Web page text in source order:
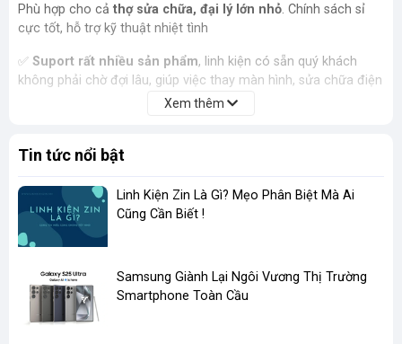
Phù hợp cho cả thợ sửa chữa, đại lý lớn nhỏ. Chính sách sỉ
cực tốt, hỗ trợ kỹ thuật nhiệt tình
✅ Suport rất nhiều sản phẩm, linh kiện có sẵn quý khách
không phải chờ đợi lâu, giúp việc thay màn hình, sửa chữa điện
thoại được dễ dàng suôn sẻ hơn
quốc
Hỗ trợ đổi trả nếu lỗi do nhà sản xuất.
Xem thêm
Tin tức nổi bật
Linh Kiện Zin Là Gì? Mẹo Phân Biệt Mà Ai
Cũng Cần Biết !
​Samsung Giành Lại Ngôi Vương Thị Trường
Smartphone Toàn Cầu